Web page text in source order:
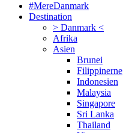
#MereDanmark
Destination
> Danmark <
Afrika
Asien
Brunei
Filippinerne
Indonesien
Malaysia
Singapore
Sri Lanka
Thailand